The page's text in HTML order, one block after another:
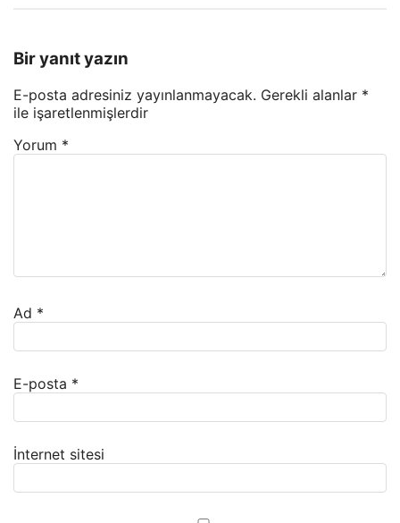
Bir yanıt yazın
E-posta adresiniz yayınlanmayacak. Gerekli alanlar *
ile işaretlenmişlerdir
Yorum *
Ad *
E-posta *
İnternet sitesi